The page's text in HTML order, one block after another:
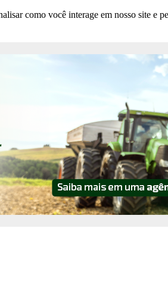
como você interage em nosso site e